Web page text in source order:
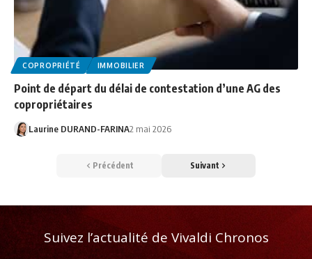
COPROPRIÉTÉ IMMOBILIER
Point de départ du délai de contestation d’une AG des
copropriétaires
Laurine DURAND-FARINA2 mai 2026
Précédent Suivant
Suivez l’actualité de Vivaldi Chronos